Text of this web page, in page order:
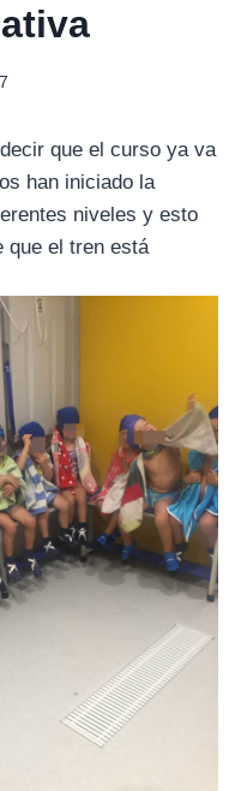
que el curso ya va
han iniciado la
niveles y esto
que el tren está